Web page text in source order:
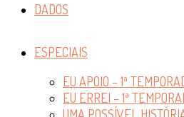
DADOS
ESPECIAIS
EU APOIO – 1ª
EU ERREI – 1ª